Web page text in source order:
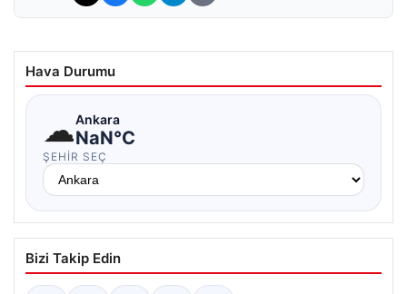
Hava Durumu
☁Ankara
NaN°C
ŞEHIR SEÇ
Bizi Takip Edin